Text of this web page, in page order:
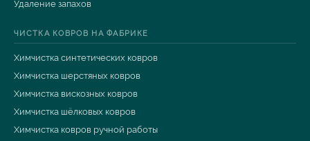
Удаление запахов
ЧИСТКА КОВРОВ НА ФАБРИКЕ
Химчистка синтетических ковров
Химчистка шерстяных ковров
Химчистка вискозных ковров
Химчистка шёлковых ковров
Химчистка ковров ручной работы